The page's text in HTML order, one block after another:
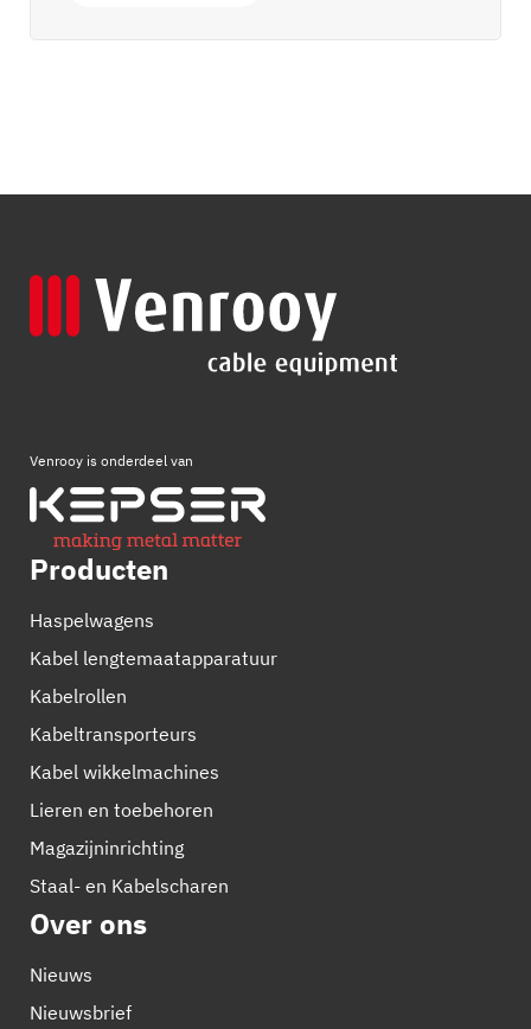
Venrooy is onderdeel van
Producten
Haspelwagens
Kabel lengtemaatapparatuur
Kabelrollen
Kabeltransporteurs
Kabel wikkelmachines
Lieren en toebehoren
Magazijninrichting
Staal- en Kabelscharen
Over ons
Nieuws
Nieuwsbrief